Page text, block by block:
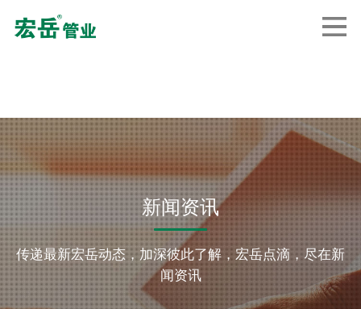
新闻资讯
传递最新宏岳动态，加深彼此了解，宏岳点滴，尽在新
闻资讯